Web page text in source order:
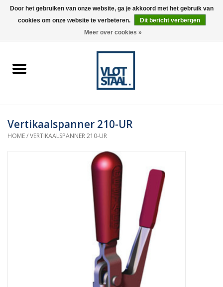
0 Artikelen - €0,00
spanners
Vertikaalspanner 210-UR
HOME/VERTIKAALSPANNER 210-UR
Door het gebruiken van onze website, ga je akkoord met het gebruik van
cookies om onze website te verbeteren.
Dit bericht verbergen
Meer over cookies »